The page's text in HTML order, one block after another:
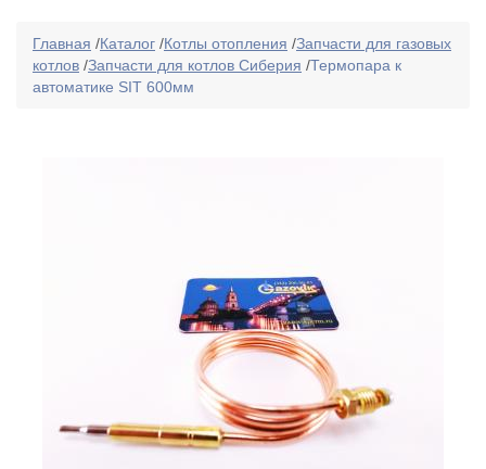
Главная /Каталог /Котлы отопления /Запчасти для газовых
котлов /Запчасти для котлов Сиберия /Термопара к
автоматике SIT 600мм